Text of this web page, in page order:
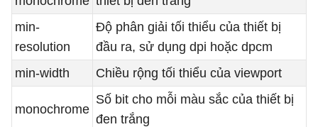
min-
resolution
Độ phân giải tối thiểu của thiết bị
đầu ra, sử dụng dpi hoặc dpcm
min-width
Chiều rộng tối thiểu của viewport
monochrome
Số bit cho mỗi màu sắc của thiết bị
đen trắng